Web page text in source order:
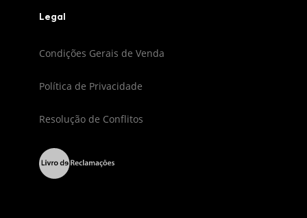
Legal
Condições Gerais de Venda
Política de Privacidade
Resolução de Conflitos